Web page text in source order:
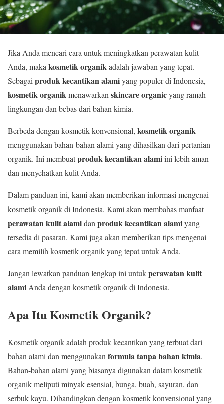
Jika Anda mencari cara untuk meningkatkan perawatan kulit
Anda, maka kosmetik organikadalah jawaban yang tepat.
Sebagai produk kecantikan alamiyang populer di Indonesia,
kosmetik organikmenawarkan skincare organicyang ramah
lingkungan dan bebas dari bahan kimia.
Berbeda dengan kosmetik konvensional, kosmetik organik
menggunakan bahan-bahan alami yang dihasilkan dari pertanian
organik. Ini membuatproduk kecantikan alamiini lebih aman
dan menyehatkan kulit Anda.
Dalam panduan ini, kami akan memberikan informasi mengenai
kosmetik organik di Indonesia. Kami akan membahas manfaat
perawatan kulit alamidan produk kecantikan alamiyang
tersedia di pasaran. Kami juga akan memberikan tips mengenai
cara memilih kosmetik organik yang tepat untuk Anda.
Jangan lewatkan panduan lengkap ini untukperawatan kulit
alami Anda dengan kosmetik organik di Indonesia.
Apa Itu Kosmetik Organik?
Kosmetik organik adalah produk kecantikan yang terbuat dari
bahan alami dan menggunakan formula tanpa bahan kimia.
Bahan-bahan alami yang biasanya digunakan dalam kosmetik
organik meliputi minyak esensial, bunga, buah, sayuran, dan
serbuk kayu. Dibandingkan dengan kosmetik konvensional yang